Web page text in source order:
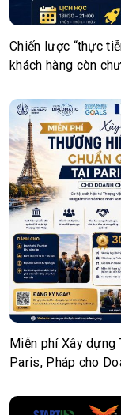
Chiến lược “thực
khách hàng còn
Miễn phí Xây dựng
Paris, Pháp cho